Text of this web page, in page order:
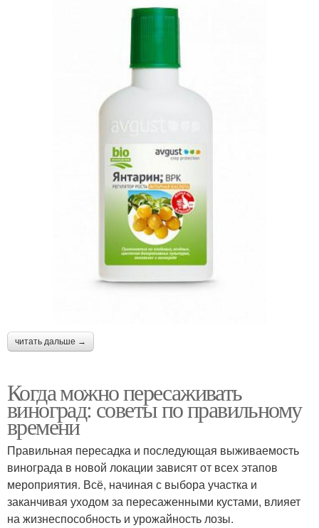
читать дальше →
Когда можно пересаживать
виноград: советы по правильному
времени
Правильная пересадка и последующая выживаемость
винограда в новой локации зависят от всех этапов
мероприятия. Всё, начиная с выбора участка и
заканчивая уходом за пересаженными кустами, влияет
на жизнеспособность и урожайность лозы.